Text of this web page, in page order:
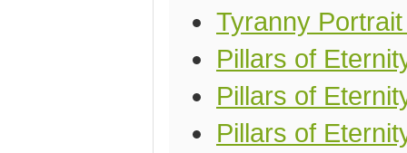
Tyranny
Pillars of
Pillars of
Pillars of